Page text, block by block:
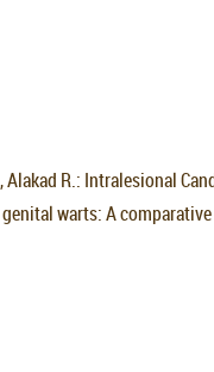
Alakad R.: Intralesional
warts: A